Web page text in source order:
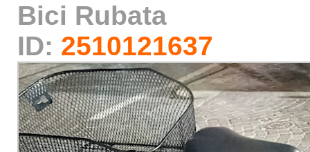
Bici Rubata
ID: 2510121637